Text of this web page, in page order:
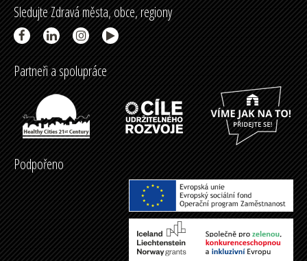
Sledujte Zdravá města, obce, regiony
Partneři a spolupráce
Podpořeno